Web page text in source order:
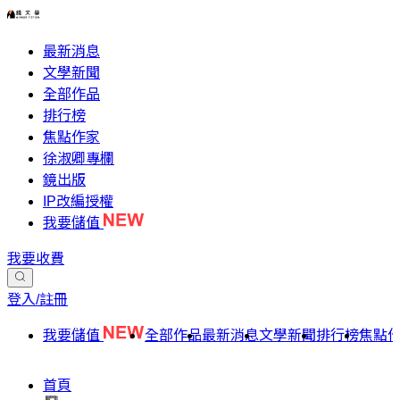
最新消息
文學新聞
全部作品
排行榜
焦點作家
徐淑卿專欄
鏡出版
IP改編授權
我要儲值
我要收費
登入/註冊
我要儲值 全部作品最新消息文學新聞排行榜焦點
首頁